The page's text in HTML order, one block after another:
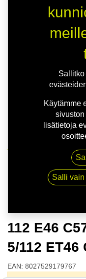
MSW 80 G.BLK/
6.5x16 5/112 ET46
112 E46
5/112 ET46
EAN: 8027529179767
Sallitko
Käytämme
sivuston
lisätietoja
Salli vain